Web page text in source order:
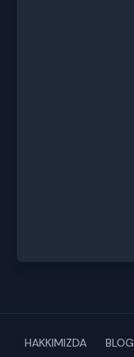
HAKKIMIZDA BLOG